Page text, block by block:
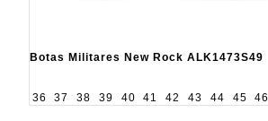
Botas Militares New Rock ALK1473S49
36 37 38 39 40 41 42 43 44 45 46